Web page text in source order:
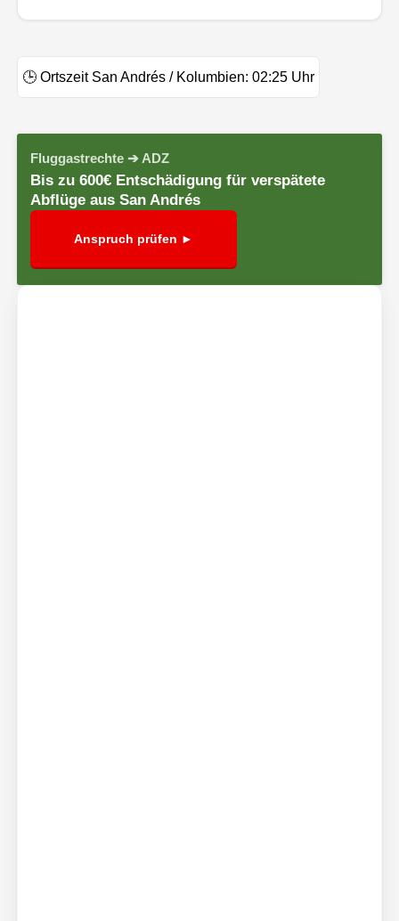
🕒 Ortszeit San Andrés / Kolumbien: 02:25 Uhr
Fluggastrechte ➔ ADZ
Bis zu 600€ Entschädigung für verspätete
Abflüge aus San Andrés
Anspruch prüfen ►